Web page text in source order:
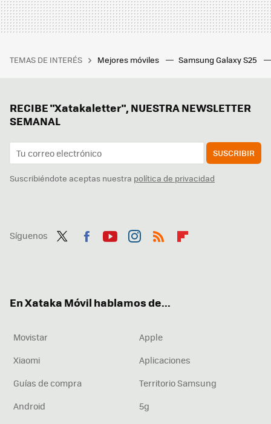
TEMAS DE INTERÉS Mejores móviles Samsung Galaxy S25
RECIBE "Xatakaletter", NUESTRA NEWSLETTER
SEMANAL
SUSCRIBIR
Suscribiéndote aceptas nuestra política de privacidad
Síguenos
En Xataka Móvil hablamos de...
Movistar
Apple
Xiaomi
Aplicaciones
Guías de compra
Territorio Samsung
Android
5g